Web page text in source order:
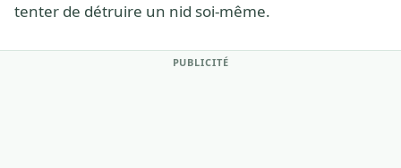
tenter de détruire un nid soi-même.
PUBLICITÉ